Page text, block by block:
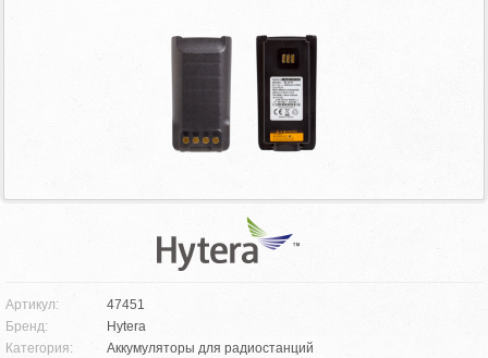
Артикул:
47451
Бренд:
Hytera
Категория:
Аккумуляторы для радиостанций